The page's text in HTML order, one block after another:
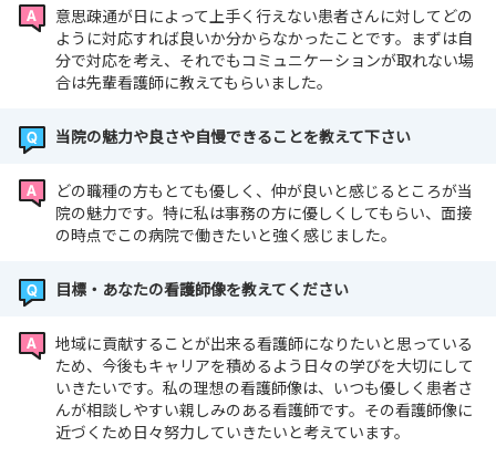
意思疎通が日によって上手く行えない患者さんに対してどの
ように対応すれば良いか分からなかったことです。まずは自
分で対応を考え、それでもコミュニケーションが取れない場
合は先輩看護師に教えてもらいました。
当院の魅力や良さや自慢できることを教えて下さい
どの職種の方もとても優しく、仲が良いと感じるところが当
院の魅力です。特に私は事務の方に優しくしてもらい、面接
の時点でこの病院で働きたいと強く感じました。
目標・あなたの看護師像を教えてください
地域に貢献することが出来る看護師になりたいと思っている
ため、今後もキャリアを積めるよう日々の学びを大切にして
いきたいです。私の理想の看護師像は、いつも優しく患者さ
んが相談しやすい親しみのある看護師です。その看護師像に
近づくため日々努力していきたいと考えています。